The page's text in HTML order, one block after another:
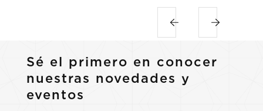
Sé el primero en conocer
nuestras novedades y
eventos